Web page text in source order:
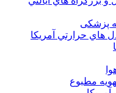
پزشکی
هاي حرارتي آمريکا
مطبوع